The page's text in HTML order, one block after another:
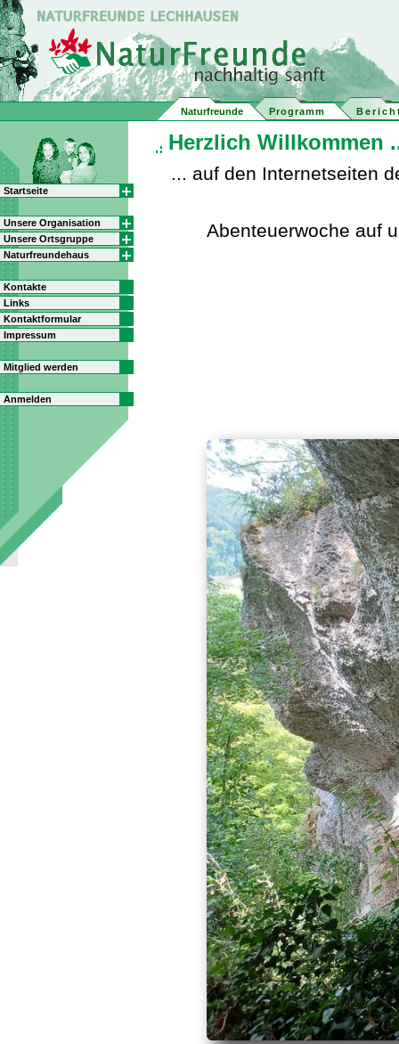
Naturfreunde Programm
Startseite
Unsere Organisation
Unsere Ortsgruppe
Naturfreundehaus
Kontakte
Links
Kontaktformular
Impressum
Mitglied werden
Anmelden
Herzlich Willkommen
... auf den Internetseiten
Abenteuerwoche auf